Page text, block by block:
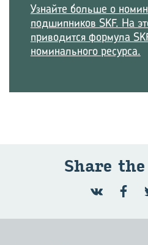
Узнайте больше о
подшипников SKF. На
приводится формула
номинального ресурса.
Share